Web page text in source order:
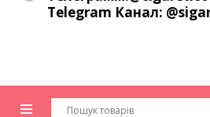
Telegram Канал: